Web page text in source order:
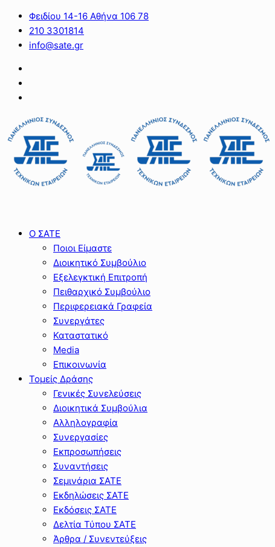
Φειδίου 14-16 Αθήνα 106 78
210 3301814
info@sate.gr
Ο ΣΑΤΕ
Ποιοι Είμαστε
Διοικητικό Συμβούλιο
Εξελεγκτική Επιτροπή
Πειθαρχικό Συμβούλιο
Περιφερειακά Γραφεία
Συνεργάτες
Καταστατικό
Media
Επικοινωνία
Τομείς Δράσης
Γενικές Συνελεύσεις
Διοικητικά Συμβούλια
Αλληλογραφία
Συνεργασίες
Εκπροσωπήσεις
Συναντήσεις
Σεμινάρια ΣΑΤΕ
Εκδηλώσεις ΣΑΤΕ
Εκδόσεις ΣΑΤΕ
Δελτία Τύπου ΣΑΤΕ
Άρθρα / Συνεντεύξεις